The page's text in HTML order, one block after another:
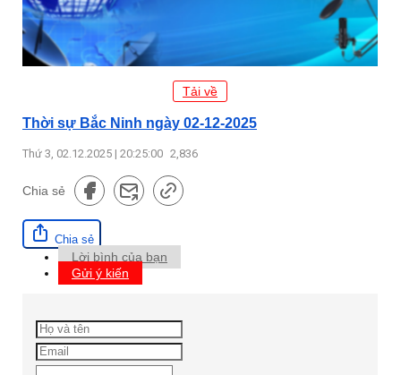
Tải về
Thời sự Bắc Ninh ngày 02-12-2025
Thứ 3, 02.12.2025 | 20:25:00 2,836
Chia sẻ
Chia sẻ
Lời bình của bạn
Gửi ý kiến